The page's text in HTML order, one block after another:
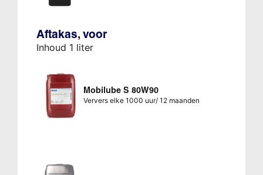
Aftakas, voor
Inhoud 1 liter
Mobilube S 80W90
Ververs elke 1000 uur/ 12 maanden